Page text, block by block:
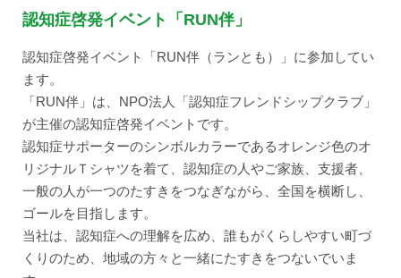
認知症啓発イベント「RUN伴」
認知症啓発イベント「RUN伴（ランとも）」に参加してい
ます。
「RUN伴」は、NPO法人「認知症フレンドシップクラブ」
が主催の認知症啓発イベントです。
認知症サポーターのシンボルカラーであるオレンジ色のオ
リジナルＴシャツを着て、認知症の人やご家族、支援者、
一般の人が一つのたすきをつなぎながら、全国を横断し、
ゴールを目指します。
当社は、認知症への理解を広め、誰もがくらしやすい町づ
くりのため、地域の方々と一緒にたすきをつないでいま